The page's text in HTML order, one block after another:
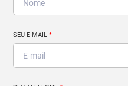
SEU E-MAIL*